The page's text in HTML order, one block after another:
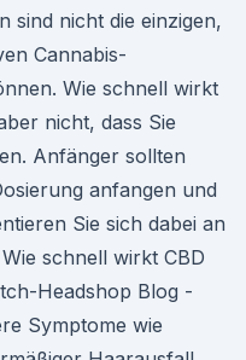
sind nicht die einzigen,
Cannabis-
Wie schnell wirkt
nicht, dass Sie
Anfänger sollten
anfangen und
Sie sich dabei an
schnell wirkt CBD
Headshop Blog -
Symptome wie